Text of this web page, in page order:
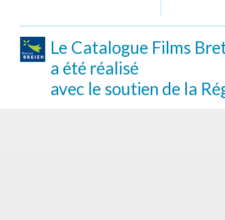
Le Catalogue Films
a été réalisé
avec le soutien de la